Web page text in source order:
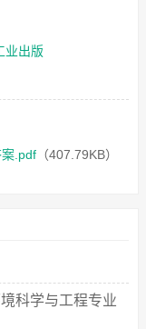
业出版
.pdf （407.79KB）
科学与工程专业